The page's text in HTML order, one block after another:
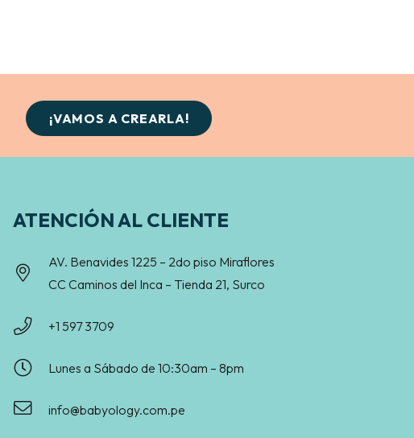
¡VAMOS A CREARLA!
ATENCIÓN AL CLIENTE
AV. Benavides 1225 – 2do piso Miraflores
CC Caminos del Inca – Tienda 21, Surco
+1 597 3709
Lunes a Sábado de 10:30am – 8pm
info@babyology.com.pe